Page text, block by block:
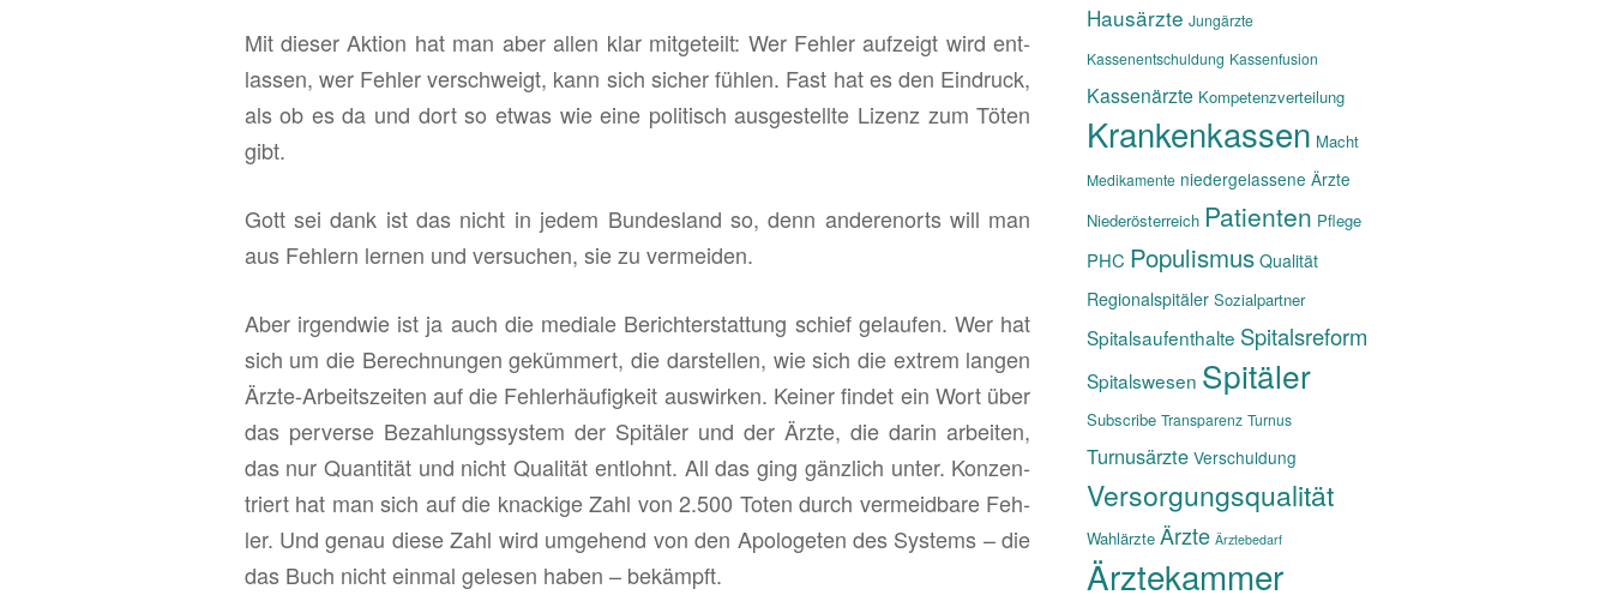
Mit die­ser Ak­ti­on hat man aber allen klar mit­ge­teilt: Wer Feh­ler auf­zeigt wird ent­
las­sen, wer Feh­ler ver­schweigt, kann sich si­cher füh­len. Fast hat es den Ein­druck,
als ob es da und dort so etwas wie eine po­li­tisch aus­ge­stell­te Li­zenz zum Töten
gibt.
Gott sei dank ist das nicht in jedem Bun­des­land so, denn an­de­ren­orts will man
aus Feh­lern ler­nen und ver­su­chen, sie zu ver­mei­den.
Aber ir­gend­wie ist ja auch die me­dia­le Be­richt­er­stat­tung schief ge­lau­fen. Wer hat
sich um die Be­rech­nun­gen ge­küm­mert, die dar­stel­len, wie sich die ex­trem lan­gen
Ärz­te-Ar­beits­zei­ten auf die Feh­ler­häu­fig­keit aus­wir­ken. Kei­ner fin­det ein Wort über
das per­ver­se Be­zah­lungs­sys­tem der Spi­tä­ler und der Ärzte, die darin ar­bei­ten,
das nur Quan­ti­tät und nicht Qua­li­tät ent­lohnt. All das ging gänz­lich unter. Kon­zen­
triert hat man sich auf die kna­cki­ge Zahl von 2.500 Toten durch ver­meid­ba­re Feh­
ler. Und genau diese Zahl wird um­ge­hend von den Apo­lo­ge­ten des Sys­tems – die
das Buch nicht ein­mal ge­le­sen haben – be­kämpft.
Hausärzte Jungärzte
Kassenentschuldung Kassenfusion
Kassenärzte Kompetenzverteilung
Krankenkassen Macht
Medikamente niedergelassene Ärzte
Niederösterreich Patienten Pflege
PHC Populismus Qualität
Regionalspitäler Sozialpartner
Spitalsaufenthalte Spitalsreform
Spitalswesen Spitäler
Subscribe Transparenz Turnus
Turnusärzte Verschuldung
Versorgungsqualität
Wahlärzte Ärzte Ärztebedarf
Ärztekammer